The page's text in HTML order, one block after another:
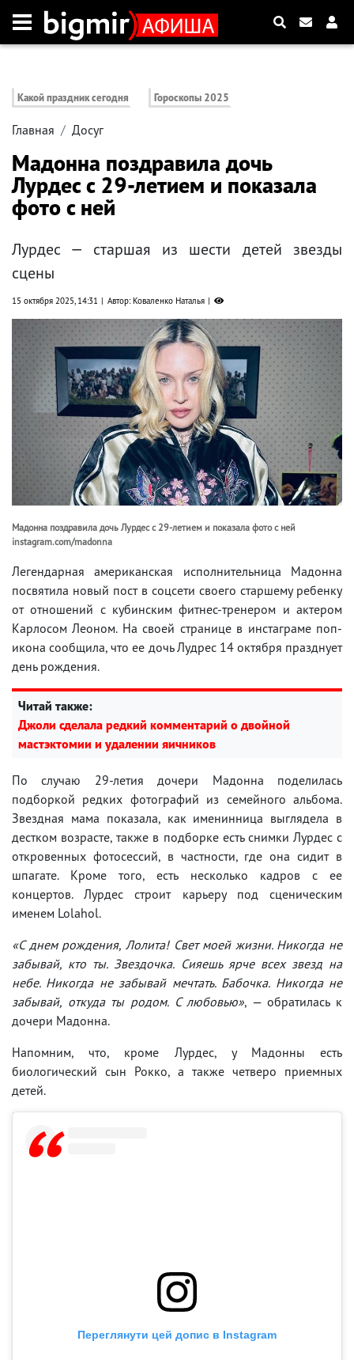
Какой праздник сегодня Гороскопы 2025
Главная Досуг
Мадонна поздравила дочь
Лурдес с 29-летием и показала
фото с ней
Лурдес — старшая из шести детей звезды
сцены
15 октября 2025, 14:31 Автор: Коваленко Наталья
Мадонна поздравила дочь Лурдес с 29-летием и показала фото с ней
instagram.com/madonna
Легендарная американская исполнительница Мадонна
посвятила новый пост в соцсети своего старшему ребенку
от отношений с кубинским фитнес-тренером и актером
Карлосом Леоном. На своей странице в инстаграме поп-
икона сообщила, что ее дочь Лудрес 14 октября празднует
день рождения.
Читай также:
Джоли сделала редкий комментарий о двойной
мастэктомии и удалении яичников
По случаю 29-летия дочери Мадонна поделилась
подборкой редких фотографий из семейного альбома.
Звездная мама показала, как именинница выглядела в
дестком возрасте, также в подборке есть снимки Лурдес с
откровенных фотосессий, в частности, где она сидит в
шпагате. Кроме того, есть несколько кадров с ее
концертов. Лурдес строит карьеру под сценическим
именем Lolahol.
«С днем рождения, Лолита! Свет моей жизни. Никогда не
забывай, кто ты. Звездочка. Сияешь ярче всех звезд на
небе. Никогда не забывай мечтать. Бабочка. Никогда не
забывай, откуда ты родом. С любовью», — обратилась к
дочери Мадонна.
Напомним, что, кроме Лурдес, у Мадонны есть
биологический сын Рокко, а также четверо приемных
детей.
Переглянути цей допис в Instagram